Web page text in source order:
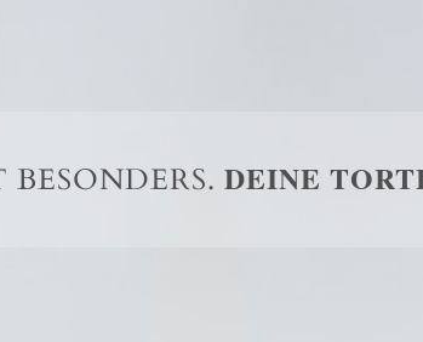
DEINE